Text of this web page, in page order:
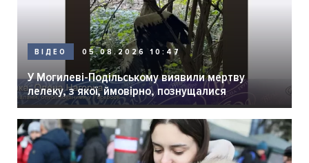
ВІДЕО 05.08.2026 10:47
У Могилеві-Подільському виявили мертву
лелеку, з якої, ймовірно, познущалися